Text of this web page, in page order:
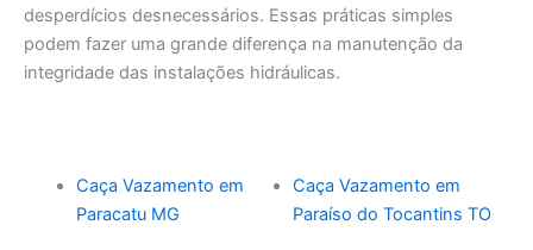
desperdícios desnecessários. Essas práticas simples
podem fazer uma grande diferença na manutenção da
integridade das instalações hidráulicas.
Caça Vazamento em
Paracatu MG
Caça Vazamento em
Paraíso do Tocantins TO